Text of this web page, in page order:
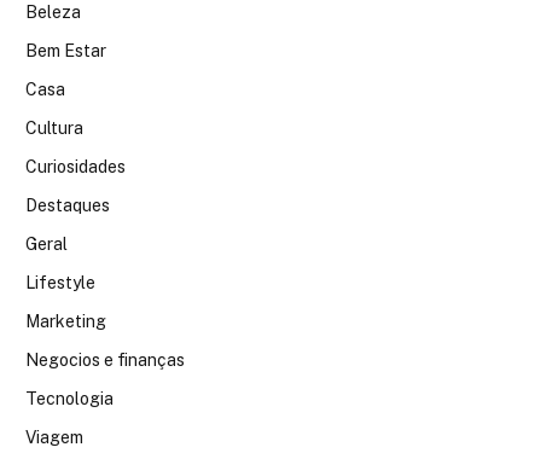
Beleza
Bem Estar
Casa
Cultura
Curiosidades
Destaques
Geral
Lifestyle
Marketing
Negocios e finanças
Tecnologia
Viagem